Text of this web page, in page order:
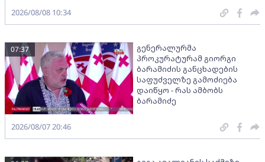
2026/08/08 10:34
გენერალურმა
პროკურატურამ გიორგი
ბარამიძის განცხადების
საფუძველზე გამოძიება
დაიწყო - რას ამბობს
ბარამიძე
07:37
2026/08/07 20:46